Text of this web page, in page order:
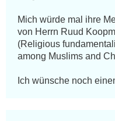
Mich würde mal ihre
von Herrn Ruud
(Religious
among Muslims and
Ich wünsche noch